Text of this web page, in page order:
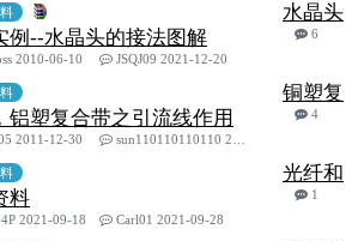
水晶头
例--水晶头的接法图解
6
2010-06-10
JSQJ09 2021-12-20
铜塑复
铝塑复合带之引流线作用
4
2011-12-30
sun110110110110 2021-10-18
光纤和
料
1
2021-09-18
Carl01 2021-09-28